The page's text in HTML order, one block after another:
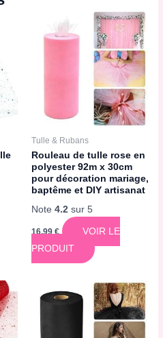
Tulle & Rubans
Rouleau de tulle rose en
polyester 92m x 30cm
pour décoration mariage,
baptême et DIY artisanat
Note 4.2sur 5
16,99€
VOIR LE
PRODUIT